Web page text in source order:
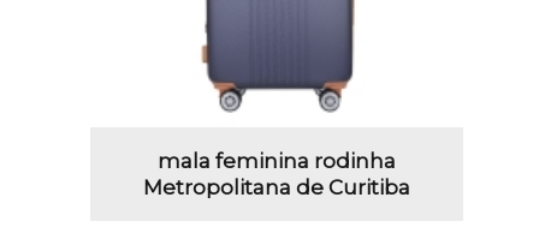
mala feminina rodinha
Metropolitana de Curitiba